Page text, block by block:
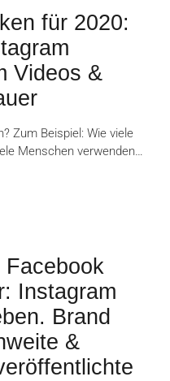
für 2020:
Videos &
Zum Beispiel: Wie viele
Menschen verwenden…
Instagram
Brand
&